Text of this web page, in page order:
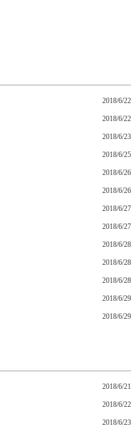
2018/6/22
2018/6/22
2018/6/23
2018/6/25
2018/6/26
2018/6/26
2018/6/27
2018/6/27
2018/6/28
2018/6/28
2018/6/28
2018/6/29
2018/6/29
2018/6/21
2018/6/22
2018/6/23